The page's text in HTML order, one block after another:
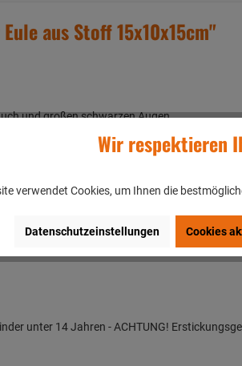
aus Stoff 15x10x15cm"
und großen schwarzen Augen
und großen schwarzen Augen
DEUTSCHLAND
unter 14 Jahren - ACHTUNG!
Wir respektieren
verwendet Cookies, um Ihnen die
Datenschutzeinstellungen Cookies